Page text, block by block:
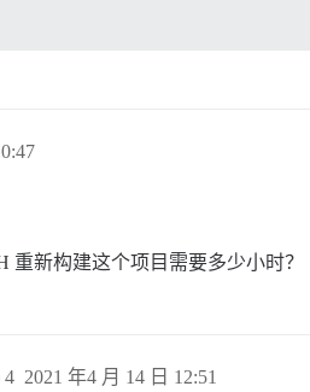
重新构建这个项目需要多少小时？
2021 年4 月 14 日 12:51
4